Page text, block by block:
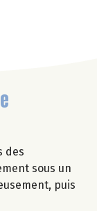
des
sous un
puis